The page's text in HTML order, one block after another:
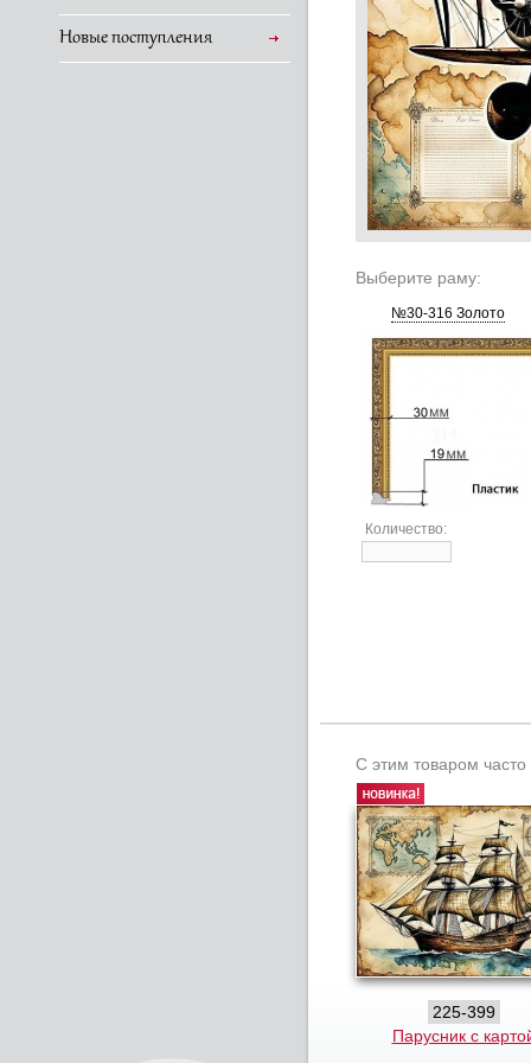
Новые поступления
Выберите раму:
№30-316 Золото
Количество:
С этим товаром часто
225-399
Парусник с